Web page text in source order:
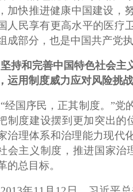
加快推进健康中国建设，
人民享有更高水平的医疗
成部分，也是中国共产党
坚持和完善中国特色社会主
运用制度威力应对风险挑
“经国序民，正其制度。”党
制度建设摆到更加突出的
治理体系和治理能力现代
会主义制度，推进国家治
的总目标。